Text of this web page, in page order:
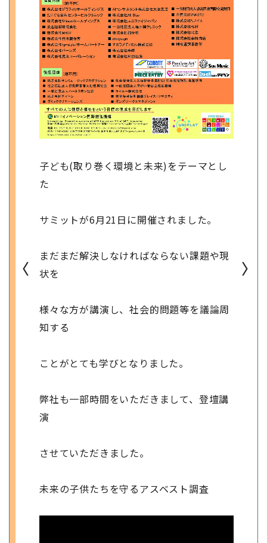
子ども(取り巻く環境と未来)をテーマとし
た
サミットが6月21日に開催されました。
まだまだ解決しなければならない課題や現
状を
様々な方が講演し、社会的問題等を議論周
知する
ことがとても学びとなりました。
弊社も一部時間をいただきまして、登壇講
演
させていただきました。
未来の子供たちを守るアスベスト調査
〈 〉